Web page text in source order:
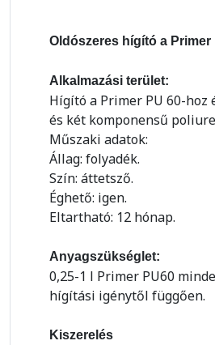
Oldószeres hígító a Primer
Alkalmazási terület:
Hígító a Primer PU 60-hoz
és két komponensű
Műszaki adatok:
Állag: folyadék.
Szín: áttetsző.
Éghető: igen.
Eltartható: 12 hónap.
Anyagszükséglet:
0,25-1 l Primer PU60
hígítási igénytől függően.
Kiszerelés